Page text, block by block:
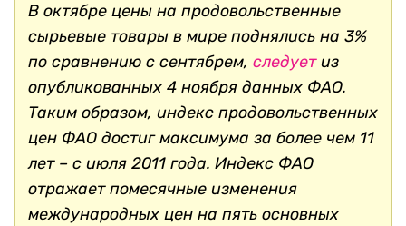
В октябре цены на продовольственные
сырьевые товары в мире поднялись на 3%
по сравнению с сентябрем, следуетиз
опубликованных 4 ноября данных ФАО.
Таким образом, индекс продовольственных
цен ФАО достиг максимума за более чем 11
лет – с июля 2011 года. Индекс ФАО
отражает помесячные изменения
международных цен на пять основных